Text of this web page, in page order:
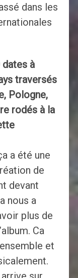
dans les
à
traversés
Pologne,
rodés à la
a été une
de
devant
nous a
plus de
Ca
et